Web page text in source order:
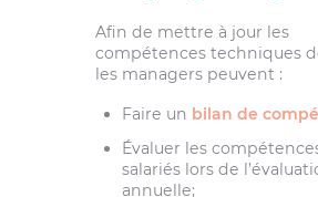
Afin de mettre à jour les
compétences techniques
les managers peuvent :
Faire un bilan de
Évaluer les
salariés lors de
annuelle;